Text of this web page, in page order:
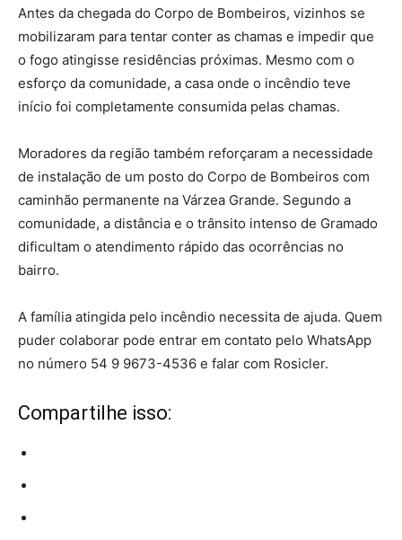
Antes da chegada do Corpo de Bombeiros, vizinhos se
mobilizaram para tentar conter as chamas e impedir que
o fogo atingisse residências próximas. Mesmo com o
esforço da comunidade, a casa onde o incêndio teve
início foi completamente consumida pelas chamas.
Moradores da região também reforçaram a necessidade
de instalação de um posto do Corpo de Bombeiros com
caminhão permanente na Várzea Grande. Segundo a
comunidade, a distância e o trânsito intenso de Gramado
dificultam o atendimento rápido das ocorrências no
bairro.
A família atingida pelo incêndio necessita de ajuda. Quem
puder colaborar pode entrar em contato pelo WhatsApp
no número 54 9 9673-4536 e falar com Rosicler.
Compartilhe isso: